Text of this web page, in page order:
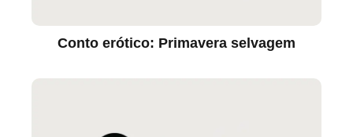
Conto erótico: Primavera selvagem